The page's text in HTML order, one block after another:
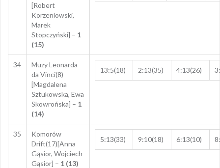
[Robert
Korzeniowski,
Marek
Stopczyński] – 1
(15)
34
Muzy Leonarda
da Vinci(8)
[Magdalena
Sztukowska, Ewa
Skowrońska] – 1
(14)
13:5(18) 2:13(35) 4:13(26)
35
Komorów
Drift(17)[Anna
Gąsior, Wojciech
Gąsior] – 1 (13)
5:13(33) 9:10(18) 6:13(10)